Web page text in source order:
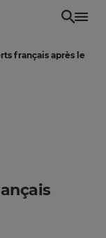
français après le